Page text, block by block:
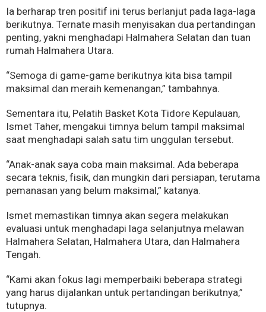
Ia berharap tren positif ini terus berlanjut pada laga-laga
berikutnya. Ternate masih menyisakan dua pertandingan
penting, yakni menghadapi Halmahera Selatan dan tuan
rumah Halmahera Utara.
“Semoga di game-game berikutnya kita bisa tampil
maksimal dan meraih kemenangan,” tambahnya.
Sementara itu, Pelatih Basket Kota Tidore Kepulauan,
Ismet Taher, mengakui timnya belum tampil maksimal
saat menghadapi salah satu tim unggulan tersebut.
“Anak-anak saya coba main maksimal. Ada beberapa
secara teknis, fisik, dan mungkin dari persiapan, terutama
pemanasan yang belum maksimal,” katanya.
Ismet memastikan timnya akan segera melakukan
evaluasi untuk menghadapi laga selanjutnya melawan
Halmahera Selatan, Halmahera Utara, dan Halmahera
Tengah.
“Kami akan fokus lagi memperbaiki beberapa strategi
yang harus dijalankan untuk pertandingan berikutnya,”
tutupnya.